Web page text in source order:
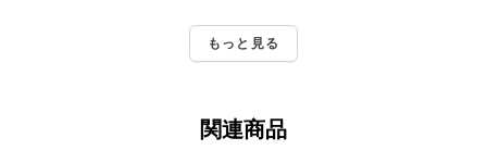
もっと見る
関連商品